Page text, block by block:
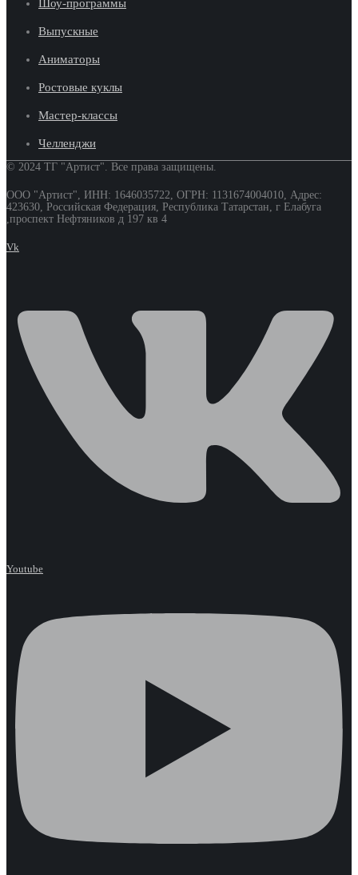
Шоу-программы
Выпускные
Аниматоры
Ростовые куклы
Мастер-классы
Челленджи
© 2024 ТГ "Артист". Все права защищены.
ООО "Артист", ИНН: 1646035722, ОГРН: 1131674004010, Адрес:
423630, Российская Федерация, Республика Татарстан, г Елабуга
,проспект Нефтяников д 197 кв 4
Vk
Youtube